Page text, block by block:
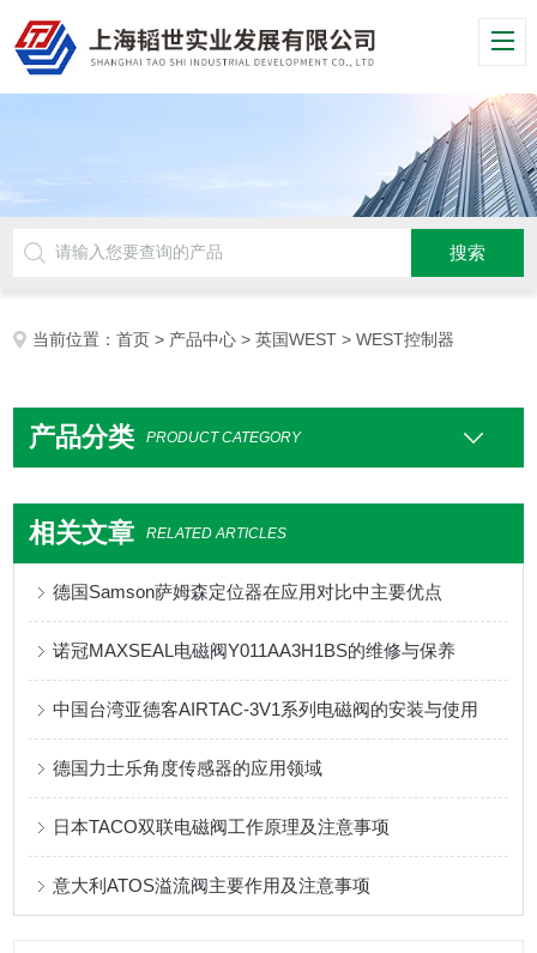
当前位置：首页 > 产品中心 >英国WEST > WEST控制器
产品分类 PRODUCT CATEGORY
相关文章 RELATED ARTICLES
德国Samson萨姆森定位器在应用对比中主要优点
诺冠MAXSEAL电磁阀Y011AA3H1BS的维修与保养
中国台湾亚德客AIRTAC-3V1系列电磁阀的安装与使用
德国力士乐角度传感器的应用领域
日本TACO双联电磁阀工作原理及注意事项
意大利ATOS溢流阀主要作用及注意事项